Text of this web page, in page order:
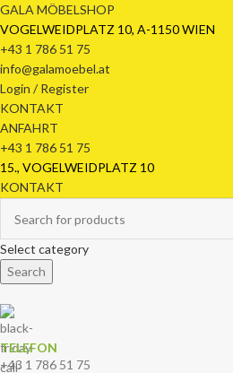
GALA MÖBELSHOP
VOGELWEIDPLATZ 10, A-1150 WIEN
+43 1 786 51 75
info@galamoebel.at
Login / Register
KONTAKT
ANFAHRT
+43 1 786 51 75
15., VOGELWEIDPLATZ 10
KONTAKT
Select category
Search
TELEFON
+43 1 786 51 75